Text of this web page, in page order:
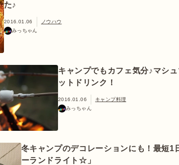
た♪
2016.01.06
ノウハウ
みっちゃん
キャンプでもカフェ気分♪マシ
ットドリンク！
2016.01.06
キャンプ料理
みっちゃん
冬キャンプのデコレーションにも！最短1
ーランドライト☆」